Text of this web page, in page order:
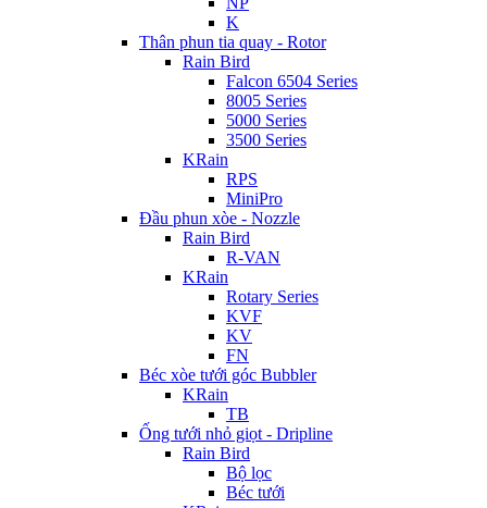
K
Thân phun tia quay - Rotor
Rain Bird
Falcon 6504 Series
8005 Series
5000 Series
3500 Series
KRain
RPS
MiniPro
Đầu phun xòe - Nozzle
Rain Bird
R-VAN
KRain
Rotary Series
KVF
KV
FN
Béc xòe tưới góc Bubbler
KRain
TB
Ống tưới nhỏ giọt - Dripline
Rain Bird
Bộ lọc
Béc tưới